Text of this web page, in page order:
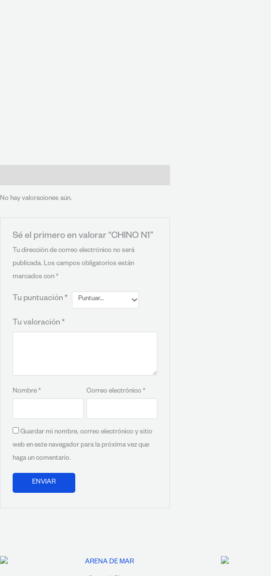
No hay valoraciones aún.
Sé el primero en valorar “CHINO N1”
Tu dirección de correo electrónico no será
publicada. Los campos obligatorios están
marcados con *
Tu puntuación *
Tu valoración *
Nombre * Correo electrónico *
Guardar mi nombre, correo electrónico y sitio
web en este navegador para la próxima vez que
haga un comentario.